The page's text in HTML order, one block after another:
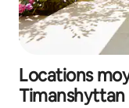
Locations
Timanshyttan